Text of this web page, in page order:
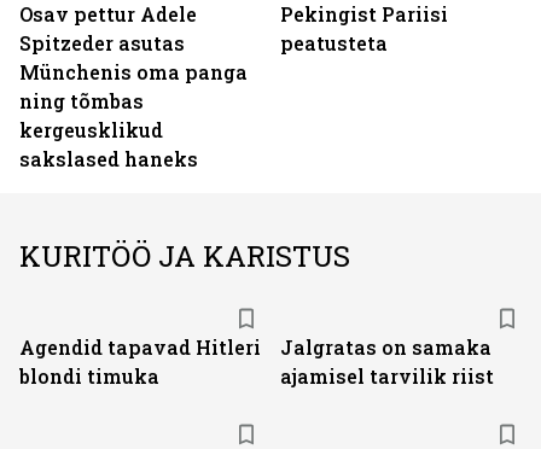
Osav pettur Adele
Spitzeder asutas
Münchenis oma panga
ning tõmbas
kergeusklikud
sakslased haneks
Pekingist Pariisi
peatusteta
KURITÖÖ JA KARISTUS
Agendid tapavad Hitleri
blondi timuka
Jalgratas on samaka
ajamisel tarvilik riist